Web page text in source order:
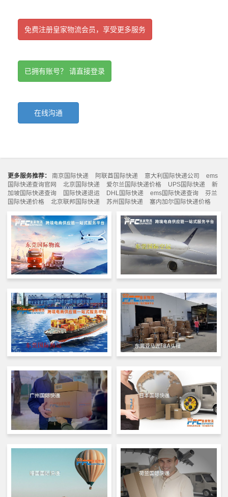
免费注册皇家物流会员，享受更多服务
已拥有账号？ 请直接登录
在线沟通
更多服务推荐： 南京国际快递 阿联酋国际快递 意大利国际快递公司
ems
国际快递查询官网
北京国际快递 爱尔兰国际快递价格 UPS国际快递
新
加坡国际快递查询
国际快递退运 DHL国际快递 ems国际快递查询
芬兰
国际快递价格
北京联邦国际快递 苏州国际快递 塞内加尔国际快递价格